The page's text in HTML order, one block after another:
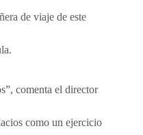
de viaje de este
comenta el director
como un ejercicio